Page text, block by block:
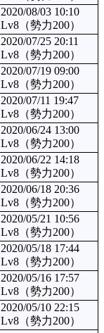
2020/08/03 10:10
Lv8（勢力200）
2020/07/25 20:11
Lv8（勢力200）
2020/07/19 09:00
Lv8（勢力200）
2020/07/11 19:47
Lv8（勢力200）
2020/06/24 13:00
Lv8（勢力200）
2020/06/22 14:18
Lv8（勢力200）
2020/06/18 20:36
Lv8（勢力200）
2020/05/21 10:56
Lv8（勢力200）
2020/05/18 17:44
Lv8（勢力200）
2020/05/16 17:57
Lv8（勢力200）
2020/05/10 22:15
Lv8（勢力200）